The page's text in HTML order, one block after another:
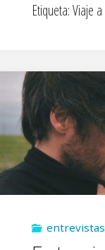
Etiqueta:Viaje
entrevistas